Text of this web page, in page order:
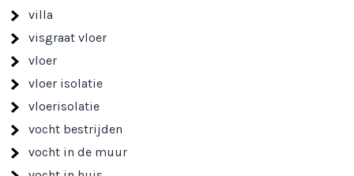
villa
visgraat vloer
vloer
vloer isolatie
vloerisolatie
vocht bestrijden
vocht in de muur